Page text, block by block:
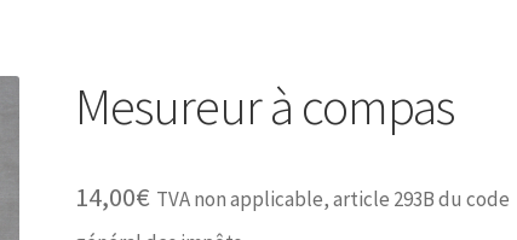
Mesureur à compas
14,00€ TVA non applicable, article 293B du code